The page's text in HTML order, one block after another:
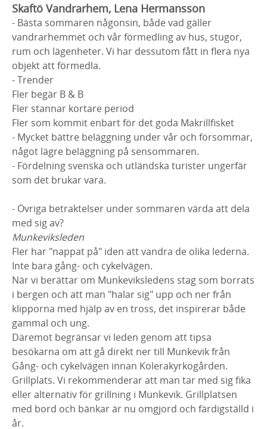
Skaftö Vandrarhem, Lena Hermansson
- Bästa sommaren någonsin, både vad gäller
vandrarhemmet och vår förmedling av hus, stugor,
rum och lägenheter. Vi har dessutom fått in flera nya
objekt att förmedla.
- Trender
Fler begär B & B
Fler stannar kortare period
Fler som kommit enbart för det goda Makrillfisket
- Mycket bättre beläggning under vår och försommar,
något lägre beläggning på sensommaren.
- Fördelning svenska och utländska turister ungerfär
som det brukar vara.
- Övriga betraktelser under sommaren värda att dela
med sig av?
Munkeviksleden
Fler har "nappat på" iden att vandra de olika lederna.
Inte bara gång- och cykelvägen.
När vi berättar om Munkeviksledens stag som borrats
i bergen och att man "halar sig" upp och ner från
klipporna med hjälp av en tross, det inspirerar både
gammal och ung.
Däremot begränsar vi leden genom att tipsa
besökarna om att gå direkt ner till Munkevik från
Gång- och cykelvägen innan Kolerakyrkogården.
Grillplats. Vi rekommenderar att man tar med sig fika
eller alternativ för grillning i Munkevik. Grillplatsen
med bord och bänkar är nu omgjord och färdigställd i
år.